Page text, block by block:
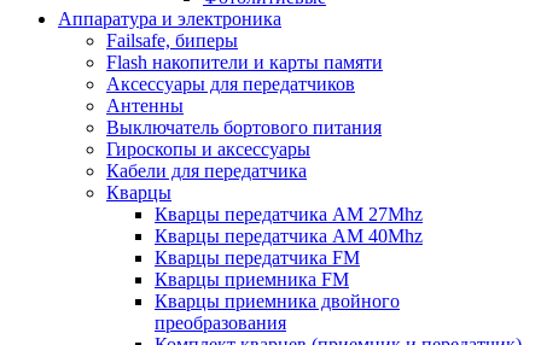
Аппаратура и электроника
Failsafe, биперы
Flash накопители и карты памяти
Аксессуары для передатчиков
Антенны
Выключатель бортового питания
Гироскопы и аксессуары
Кабели для передатчика
Кварцы
Кварцы передатчика AM 27Mhz
Кварцы передатчика AM 40Mhz
Кварцы передатчика FM
Кварцы приемника FM
Кварцы приемника двойного
преобразования